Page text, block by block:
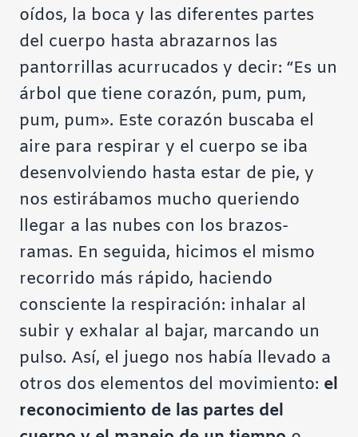
oídos, la boca y las diferentes partes
del cuerpo hasta abrazarnos las
pantorrillas acurrucados y decir: “Es un
árbol que tiene corazón, pum, pum,
pum, pum». Este corazón buscaba el
aire para respirar y el cuerpo se iba
desenvolviendo hasta estar de pie, y
nos estirábamos mucho queriendo
llegar a las nubes con los brazos-
ramas. En seguida, hicimos el mismo
recorrido más rápido, haciendo
consciente la respiración: inhalar al
subir y exhalar al bajar, marcando un
pulso. Así, el juego nos había llevado a
otros dos elementos del movimiento: el
reconocimiento de las partes del